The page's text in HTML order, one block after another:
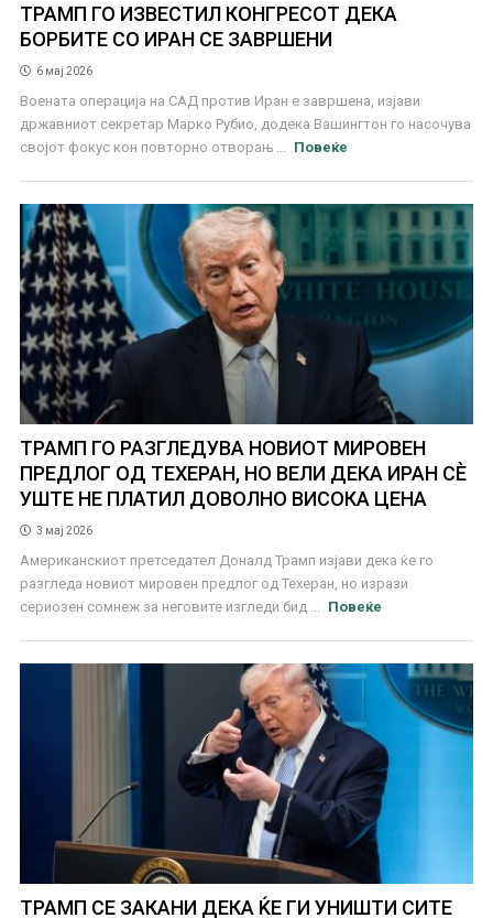
ТРАМП ГО ИЗВЕСТИЛ КОНГРЕСОТ ДЕКА
БОРБИТЕ СО ИРАН СЕ ЗАВРШЕНИ
6 мај 2026
Воената операција на САД против Иран е завршена, изјави
државниот секретар Марко Рубио, додека Вашингтон го насочува
својот фокус кон повторно отворањ ...
Повеќе
ТРАМП ГО РАЗГЛЕДУВА НОВИОТ МИРОВЕН
ПРЕДЛОГ ОД ТЕХЕРАН, НО ВЕЛИ ДЕКА ИРАН СÈ
УШТЕ НЕ ПЛАТИЛ ДОВОЛНО ВИСОКА ЦЕНА
3 мај 2026
Американскиот претседател Доналд Трамп изјави дека ќе го
разгледа новиот мировен предлог од Техеран, но изрази
сериозен сомнеж за неговите изгледи бид ...
Повеќе
ТРАМП СЕ ЗАКАНИ ДЕКА ЌЕ ГИ УНИШТИ СИТЕ